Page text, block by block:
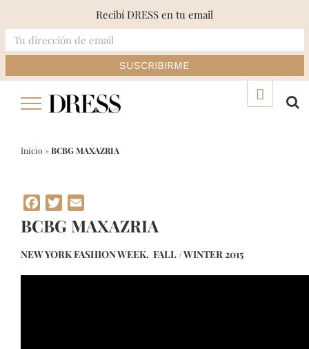
Inicio »BCBG MAXAZRIA
Facebook
Twitter
BCBG MAXAZRIA
NEW YORK FASHION WEEK. FALL / WINTER 2015
Recibí DRESS en tu email